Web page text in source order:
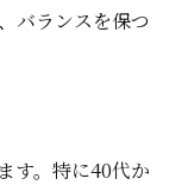
バランスを保つ
す。特に40代か